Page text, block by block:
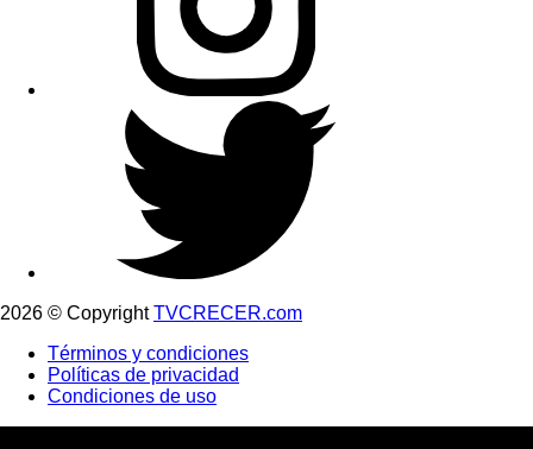
2026 © CopyrightTVCRECER.com
Términos y condiciones
Políticas de privacidad
Condiciones de uso